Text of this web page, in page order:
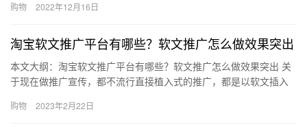
单？下面…
购物 2022年12月16日
淘宝软文推广平台有哪些？软文推广怎么做效果突出
本文大纲：淘宝软文推广平台有哪些？软文推广怎么做效果突出 关
于现在做推广宣传，都不流行直接植入式的推广，都是以软文插入
是这…
购物 2023年2月22日